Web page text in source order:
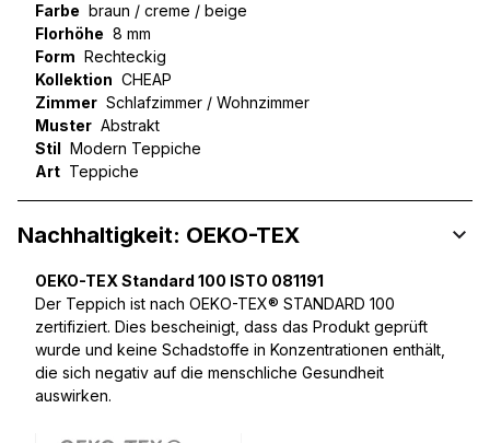
Farbe braun / creme / beige
Florhöhe 8 mm
Form Rechteckig
Kollektion CHEAP
Zimmer Schlafzimmer / Wohnzimmer
Muster Abstrakt
Stil Modern Teppiche
Art Teppiche
Nachhaltigkeit: OEKO-TEX
OEKO-TEX Standard 100 ISTO 081191
Der Teppich ist nach OEKO-TEX® STANDARD 100
zertifiziert. Dies bescheinigt, dass das Produkt geprüft
wurde und keine Schadstoffe in Konzentrationen enthält,
die sich negativ auf die menschliche Gesundheit
auswirken.